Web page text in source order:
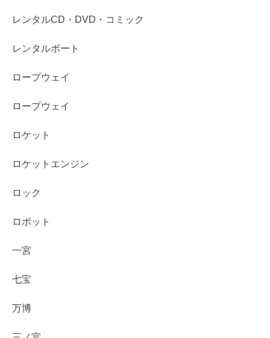
レンタルCD・DVD・コミック
レンタルボート
ロープウェイ
ロープウェイ
ロケット
ロケットエンジン
ロック
ロボット
一宮
七宝
万博